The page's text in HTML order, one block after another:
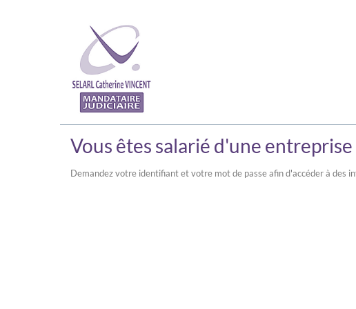
Vous êtes salarié d'une
Demandez votre identifiant et votre mot de passe afin d'accéder à des